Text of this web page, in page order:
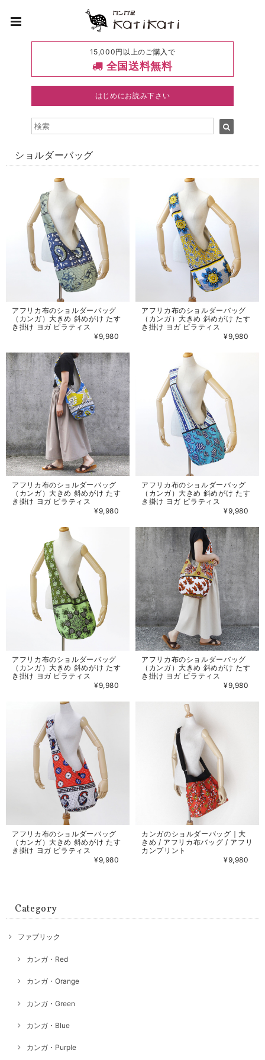
15,000円以上のご購入で
全国送料無料
はじめにお読み下さい
ショルダーバッグ
アフリカ布のショルダーバッグ
（カンガ）大きめ 斜めがけ たす
き掛け ヨガ ピラティス
¥9,980
アフリカ布のショルダーバッグ
（カンガ）大きめ 斜めがけ たす
き掛け ヨガ ピラティス
¥9,980
アフリカ布のショルダーバッグ
（カンガ）大きめ 斜めがけ たす
き掛け ヨガ ピラティス
¥9,980
アフリカ布のショルダーバッグ
（カンガ）大きめ 斜めがけ たす
き掛け ヨガ ピラティス
¥9,980
アフリカ布のショルダーバッグ
（カンガ）大きめ 斜めがけ たす
き掛け ヨガ ピラティス
¥9,980
アフリカ布のショルダーバッグ
（カンガ）大きめ 斜めがけ たす
き掛け ヨガ ピラティス
¥9,980
アフリカ布のショルダーバッグ
（カンガ）大きめ 斜めがけ たす
き掛け ヨガ ピラティス
¥9,980
カンガのショルダーバッグ｜大
きめ / アフリカ布バッグ / アフリ
カンプリント
¥9,980
Category
ファブリック
カンガ・Red
カンガ・Orange
カンガ・Green
カンガ・Blue
カンガ・Purple